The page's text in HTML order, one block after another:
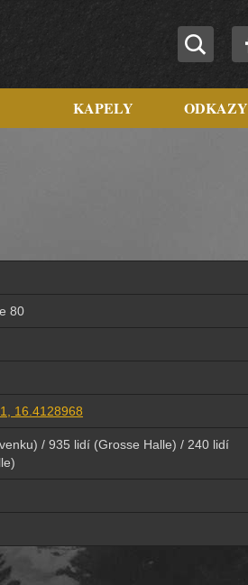
KAPELY ODKAZY
80
16.4128968
/ 935 lidí (Grosse Halle) / 240 lidí